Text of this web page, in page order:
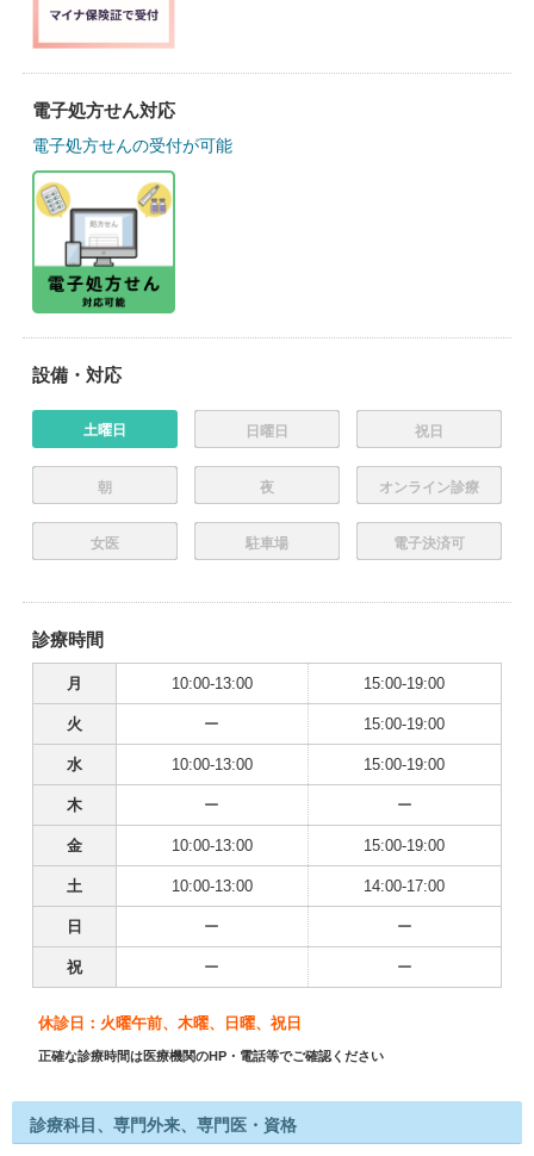
電子処方せん対応
電子処方せんの受付が可能
設備・対応
土曜日 日曜日 祝日
朝 夜 オンライン診療
女医 駐車場 電子決済可
診療時間
月 10:00-13:00 15:00-19:00
火 ー 15:00-19:00
水 10:00-13:00 15:00-19:00
木 ー ー
金 10:00-13:00 15:00-19:00
土 10:00-13:00 14:00-17:00
日 ー ー
祝 ー ー
休診日：火曜午前、木曜、日曜、祝日
正確な診療時間は医療機関のHP・電話等でご確認ください
診療科目、専門外来、専門医・資格